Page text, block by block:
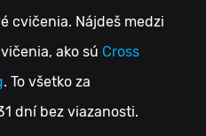
cvičenia. Nájdeš medzi
ako sú Cross
. To všetko za
dní bez viazanosti.